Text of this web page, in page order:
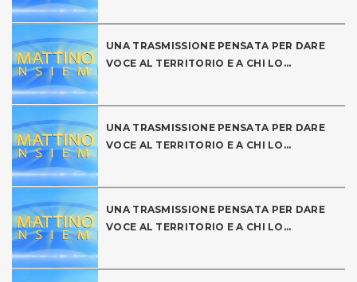
UNA TRASMISSIONE PENSATA PER DARE
VOCE AL TERRITORIO E A CHI LO...
UNA TRASMISSIONE PENSATA PER DARE
VOCE AL TERRITORIO E A CHI LO...
UNA TRASMISSIONE PENSATA PER DARE
VOCE AL TERRITORIO E A CHI LO...